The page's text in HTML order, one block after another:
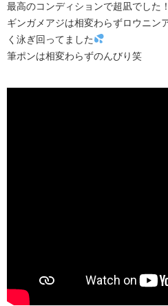
最高のコンディションで超凪でした！
ギンガメアジは相変わらずロウニン
く泳ぎ回ってました
筆ポンは相変わらずのんびり笑